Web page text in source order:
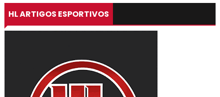
HL ARTIGOS ESPORTIVOS